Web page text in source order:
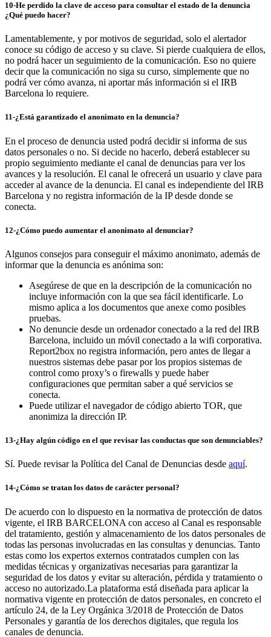
10-He perdido la clave de acceso para consultar el estado de la denuncia
¿Qué puedo hacer?
Lamentablemente, y por motivos de seguridad, solo el alertador
conoce su código de acceso y su clave. Si pierde cualquiera de ellos,
no podrá hacer un seguimiento de la comunicación. Eso no quiere
decir que la comunicación no siga su curso, simplemente que no
podrá ver cómo avanza, ni aportar más información si el IRB
Barcelona lo requiere.
11-¿Está garantizado el anonimato en la denuncia?
En el proceso de denuncia usted podrá decidir si informa de sus
datos personales o no. Si decide no hacerlo, deberá establecer su
propio seguimiento mediante el canal de denuncias para ver los
avances y la resolución. El canal le ofrecerá un usuario y clave para
acceder al avance de la denuncia. El canal es independiente del IRB
Barcelona y no registra información de la IP desde donde se
conecta.
12-¿Cómo puedo aumentar el anonimato al denunciar?
Algunos consejos para conseguir el máximo anonimato, además de
informar que la denuncia es anónima son:
Asegúrese de que en la descripción de la comunicación no
incluye información con la que sea fácil identificarle. Lo
mismo aplica a los documentos que anexe como posibles
pruebas.
No denuncie desde un ordenador conectado a la red del IRB
Barcelona, incluido un móvil conectado a la wifi corporativa.
Report2box no registra información, pero antes de llegar a
nuestros sistemas debe pasar por los propios sistemas de
control como proxy’s o firewalls y puede haber
configuraciones que permitan saber a qué servicios se
conecta.
Puede utilizar el navegador de código abierto TOR, que
anonimiza la dirección IP.
13-¿Hay algún código en el que revisar las conductas que son denunciables?
Sí. Puede revisar la Política del Canal de Denuncias desde aquí.
14-¿Cómo se tratan los datos de carácter personal?
De acuerdo con lo dispuesto en la normativa de protección de datos
vigente, el IRB BARCELONA con acceso al Canal es responsable
del tratamiento, gestión y almacenamiento de los datos personales de
todas las personas involucradas en las consultas y denuncias. Tanto
estas como los expertos externos contratados cumplen con las
medidas técnicas y organizativas necesarias para garantizar la
seguridad de los datos y evitar su alteración, pérdida y tratamiento o
acceso no autorizado.La plataforma está diseñada para aplicar la
normativa vigente en protección de datos personales, en concreto el
artículo 24, de la Ley Orgánica 3/2018 de Protección de Datos
Personales y garantía de los derechos digitales, que regula los
canales de denuncia.